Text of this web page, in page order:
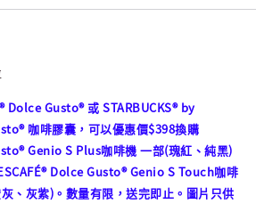
Dolce Gusto® 或 STARBUCKS® by
咖啡膠囊，可以優惠價$398換購
Genio S Plus咖啡機 一部(瑰紅、純黑)
Dolce Gusto® Genio S Touch咖啡
、灰紫)。數量有限，送完即止。圖片只供